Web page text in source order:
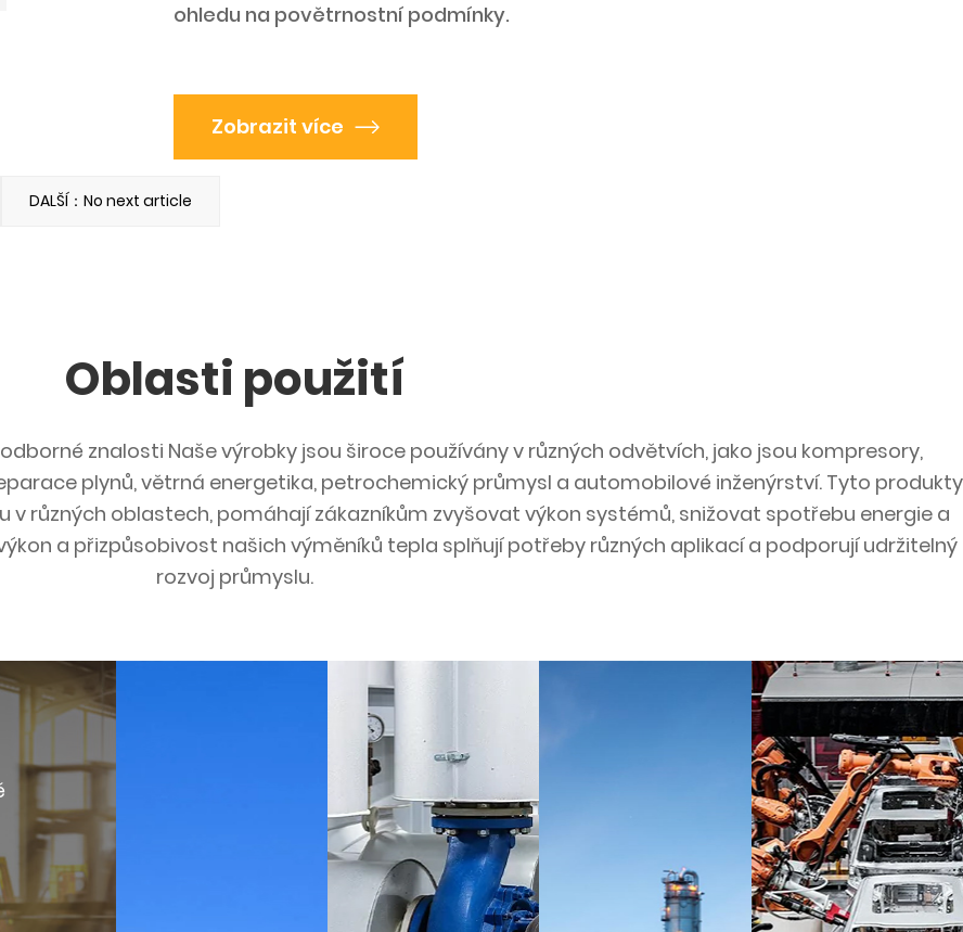
ohledu na povětrnostní podmínky.
Zobrazit více
DALŠÍ：No next article
Oblasti použití
znalosti Naše výrobky jsou široce používány v různých odvětvích, jako jsou kompresory,
plynů, větrná energetika, petrochemický průmysl a automobilové inženýrství. Tyto produkty
různých oblastech, pomáhají zákazníkům zvyšovat výkon systémů, snižovat spotřebu energie a
a přizpůsobivost našich výměníků tepla splňují potřeby různých aplikací a podporují udržitelný
rozvoj průmyslu.